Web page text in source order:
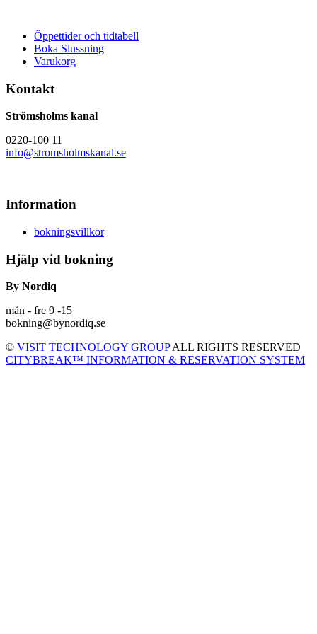
Öppettider och tidtabell
Boka Slussning
Varukorg
Kontakt
Strömsholms kanal
0220-100 11
info@stromsholmskanal.se
Information
bokningsvillkor
Hjälp vid bokning
By Nordiq
mån - fre 9 -15
bokning@bynordiq.se
© VISIT TECHNOLOGY GROUPALL RIGHTS RESERVED
CITYBREAK™ INFORMATION & RESERVATION SYSTEM